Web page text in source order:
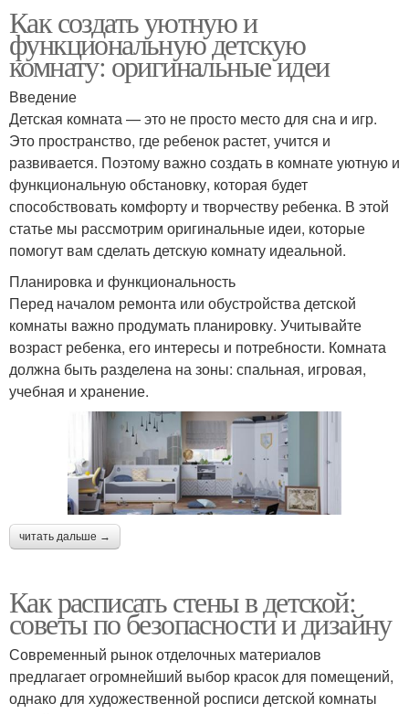
Как создать уютную и
функциональную детскую
комнату: оригинальные идеи
Введение
Детская комната — это не просто место для сна и игр.
Это пространство, где ребенок растет, учится и
развивается. Поэтому важно создать в комнате уютную и
функциональную обстановку, которая будет
способствовать комфорту и творчеству ребенка. В этой
статье мы рассмотрим оригинальные идеи, которые
помогут вам сделать детскую комнату идеальной.
Планировка и функциональность
Перед началом ремонта или обустройства детской
комнаты важно продумать планировку. Учитывайте
возраст ребенка, его интересы и потребности. Комната
должна быть разделена на зоны: спальная, игровая,
учебная и хранение.
читать дальше →
Как расписать стены в детской:
советы по безопасности и дизайну
Современный рынок отделочных материалов
предлагает огромнейший выбор красок для помещений,
однако для художественной росписи детской комнаты